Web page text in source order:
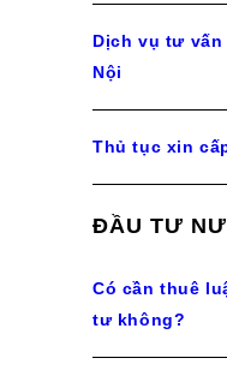
Dịch vụ tư
Nội
Thủ tục xin
ĐẦU TƯ
Có cần thuê
tư không?